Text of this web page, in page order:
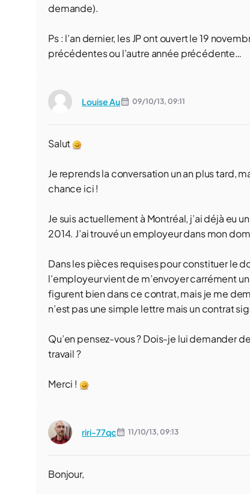
demande).
Ps : l’an dernier, les JP ont ouvert le 19
précédentes ou l’autre année précédente…
Louise Au 09/10/13, 09:11
Salut
Je reprends la conversation un an plus tard,
chance ici !
Je suis actuellement à Montréal, j’ai déjà eu
2014. J’ai trouvé un employeur dans mon
Dans les pièces requises pour constituer le
l’employeur vient de m’envoyer carrément
figurent bien dans ce contrat, mais je me
n’est pas une simple lettre mais un contrat
Qu’en pensez-vous ? Dois-je lui demander
travail ?
Merci !
riri-77qc 11/10/13, 09:13
Bonjour,